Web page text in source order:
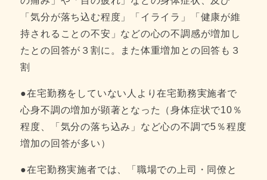
「気分が落ち込む程度」「イライラ」「健康が維
持されることの不安」などの心の不調感が増加し
たとの回答が３割に。また体重増加との回答も３
割
●在宅勤務をしていない人より在宅勤務実施者で
心身不調の増加が顕著となった（身体症状で10％
程度、「気分の落ち込み」など心の不調で5％程度
増加の回答が多い）
●在宅勤務実施者では、「職場での上司・同僚と